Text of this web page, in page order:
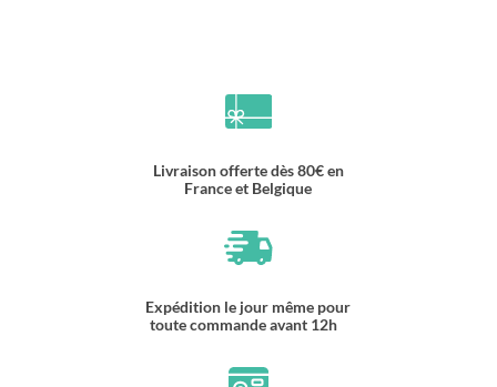
Livraison offerte dès 80€ en
France et Belgique
Expédition le jour même pour
toute commande avant 12h